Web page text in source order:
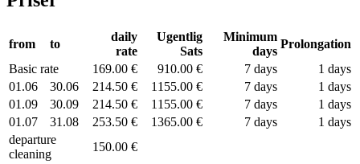
from to
daily
rate
Ugentlig
Sats
Minimum
days
Prolongation
Basic rate
169.00 € 910.00 € 7 days
1 days
01.06
30.06 214.50 € 1155.00 € 7 days
1 days
01.09
30.09 214.50 € 1155.00 € 7 days
1 days
01.07
31.08 253.50 € 1365.00 € 7 days
1 days
departure
cleaning
150.00 €